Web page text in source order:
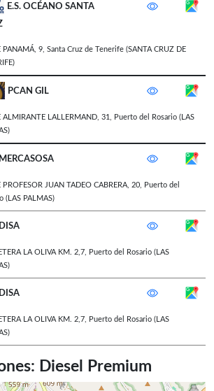
E.S. OCÉANO SANTA
PANAMÁ, 9 Santa Cruz de Tenerife (SANTA CRUZ DE
PCAN GIL
ALMIRANTE LALLERMAND, 31 Puerto del Rosario (LAS
MERCASOSA
PROFESOR JUAN TADEO CABRERA, 20
Puerto del
(LAS PALMAS)
DISA
LA OLIVA KM. 2,7 Puerto del Rosario (LAS
DISA
LA OLIVA KM. 2,7 Puerto del Rosario (LAS
Diesel Premium